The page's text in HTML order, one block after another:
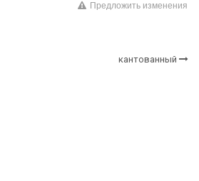
Предложить изменения
кантованный